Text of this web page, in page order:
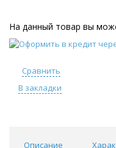
На данный товар вы
Сравнить
В закладки
Описание